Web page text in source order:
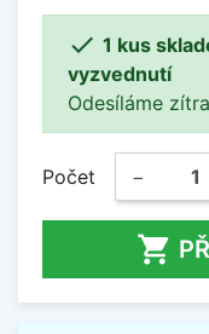
 1 kus
vyzvednutí
Odesíláme
Počet −
